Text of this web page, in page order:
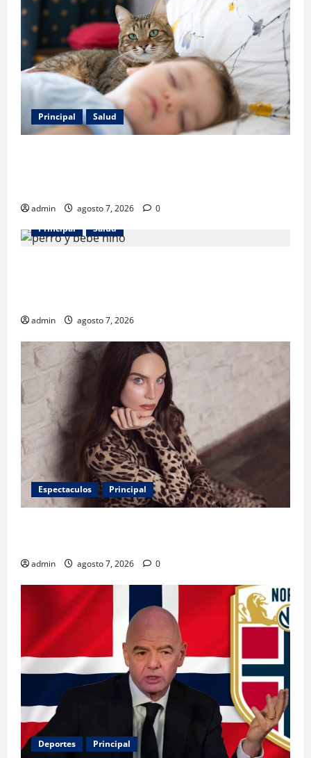
Principal Salud
admin agosto 7, 2026
0
Principal
Salud
admin agosto 7, 2026
Espectaculos Principal
admin agosto 7, 2026 0
Deportes Principal